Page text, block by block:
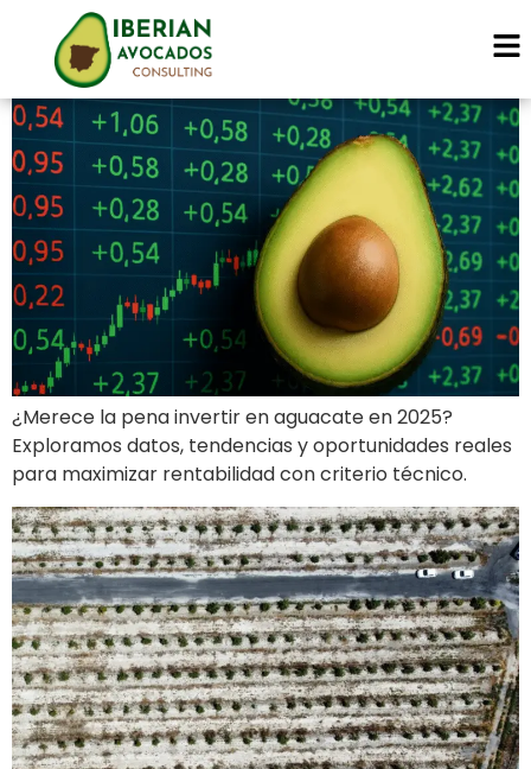
Categoría:
Invertir en aguacate en
¿Merece la pena invertir en aguacate en 2025?
Exploramos datos, tendencias y oportunidades reales
para maximizar rentabilidad con criterio técnico.
Reactivación de finca de